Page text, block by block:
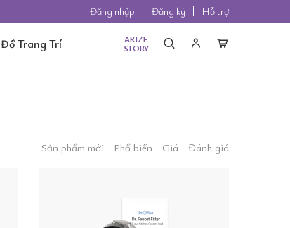
Đăng nhập Đăng ký Hỗ trợ
Đồ Trang Trí
ARIZE
STORY
Sản phẩm mới Phổ biến Giá Đánh giá